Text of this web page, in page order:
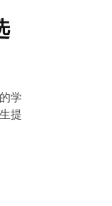
学
提